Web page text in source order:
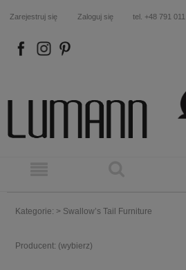
Zarejestruj się Zaloguj się tel. +48 791
FB IN P
Kategorie: > Swallow’s Tail Furniture
Producent: (wybierz)